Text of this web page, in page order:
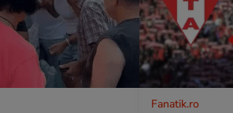
Fanatik.ro